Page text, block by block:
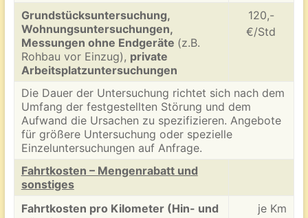
Grundstücksuntersuchung,
Wohnungsuntersuchungen,
Messungen ohne Endgeräte (z.B.
Rohbau vor Einzug), private
Arbeitsplatzuntersuchungen
120,-
€/Std
Die Dauer der Untersuchung richtet sich nach dem
Umfang der festgestellten Störung und dem
Aufwand die Ursachen zu spezifizieren. Angebote
für größere Untersuchung oder spezielle
Einzeluntersuchungen auf Anfrage.
Fahrtkosten – Mengenrabatt und
sonstiges
Fahrtkosten pro Kilometer (Hin- und
je Km